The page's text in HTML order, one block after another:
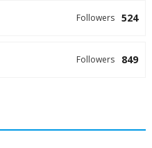
524
Followers
849
Followers